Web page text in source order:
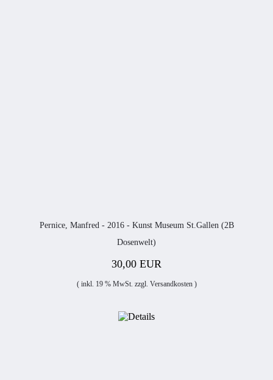
Pernice, Manfred - 2016 - Kunst Museum St.Gallen (2B
Dosenwelt)
30,00 EUR
( inkl. 19 % MwSt. zzgl. Versandkosten)